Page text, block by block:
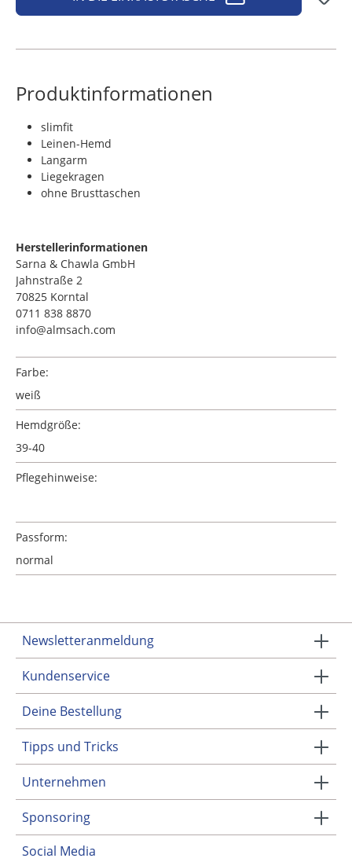
Produktinformationen
slimfit
Leinen-Hemd
Langarm
Liegekragen
ohne Brusttaschen
Herstellerinformationen
Sarna & Chawla GmbH
Jahnstraße 2
70825 Korntal
0711 838 8870
info@almsach.com
Farbe:
weiß
Hemdgröße:
39-40
Pflegehinweise:
Passform:
normal
Newsletteranmeldung
Kundenservice
Deine Bestellung
Tipps und Tricks
Unternehmen
Sponsoring
Social Media